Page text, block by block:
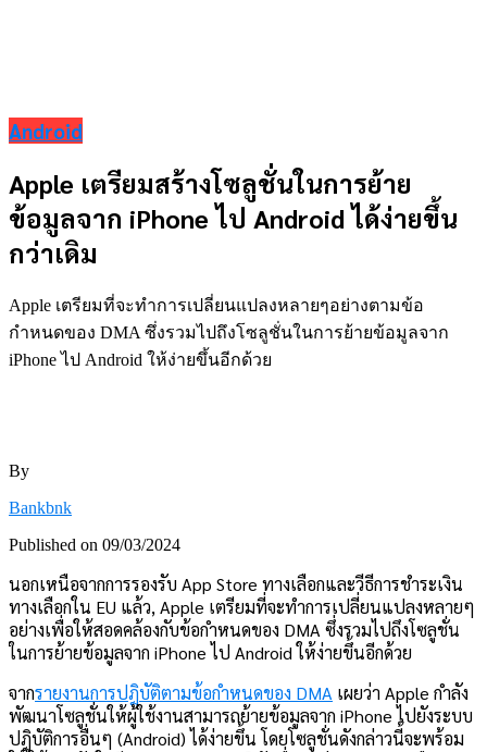
Android
Apple เตรียมสร้างโซลูชั่นในการย้าย
ข้อมูลจาก iPhone ไป Android ได้ง่ายขึ้น
กว่าเดิม
Apple เตรียมที่จะทำการเปลี่ยนแปลงหลายๆอย่างตามข้อ
กำหนดของ DMA ซึ่งรวมไปถึงโซลูชั่นในการย้ายข้อมูลจาก
iPhone ไป Android ให้ง่ายขึ้นอีกด้วย
By
Bankbnk
Published on 09/03/2024
นอกเหนือจากการรองรับ App Store ทางเลือกและวีธีการชำระเงิน
ทางเลือกใน EU แล้ว, Apple เตรียมที่จะทำการเปลี่ยนแปลงหลายๆ
อย่างเพื่อให้สอดคล้องกับข้อกำหนดของ DMA ซึ่งรวมไปถึงโซลูชั่น
ในการย้ายข้อมูลจาก iPhone ไป Android ให้ง่ายขึ้นอีกด้วย
จากรายงานการปฎิบัติตามข้อกำหนดของ DMA เผยว่า Apple กำลัง
พัฒนาโซลูชั่นให้ผู้ใช้งานสามารถย้ายข้อมูลจาก iPhone ไปยังระบบ
ปฎิบัติการอื่นๆ (Android) ได้ง่ายขึ้น โดยโซลูชั่นดังกล่าวนี้จะพร้อม